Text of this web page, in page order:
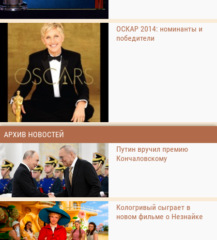
ОСКАР 2014: номинанты и
победители
АРХИВ НОВОСТЕЙ
Путин вручил премию
Кончаловскому
Кологривый сыграет в
новом фильме о Незнайке